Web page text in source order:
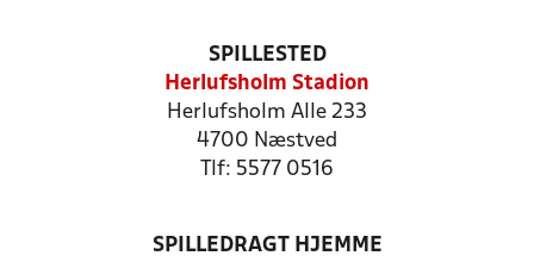
SPILLESTED
Herlufsholm Stadion
Herlufsholm Alle 233
4700 Næstved
Tlf: 5577 0516
SPILLEDRAGT HJEMME